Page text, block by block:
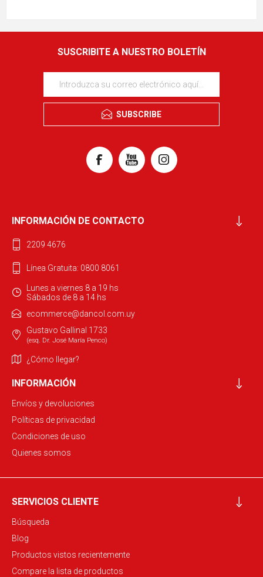
SUSCRIBITE A NUESTRO BOLETÍN
SUBSCRIBE
INFORMACIÓN DE CONTACTO
2209 4676
Línea Gratuita: 0800 8061
Lunes a viernes 8 a 19 hs
Sábados de 8 a 14 hs
ecommerce@dancol.com.uy
Gustavo Gallinal 1733
(esq. Dr. José María Penco)
¿Cómo llegar?
INFORMACIÓN
Envíos y devoluciones
Políticas de privacidad
Condiciones de uso
Quienes somos
SERVICIOS CLIENTE
Búsqueda
Blog
Productos vistos recientemente
Compare la lista de productos